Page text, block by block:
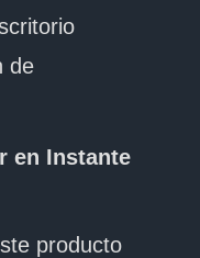
de
en Instante
producto